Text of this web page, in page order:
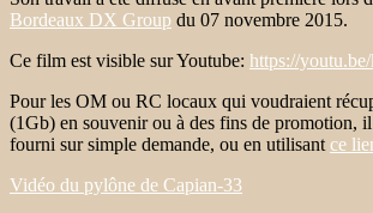
Bordeaux DX Group du 07 novembre 2015.
Ce film est visible sur Youtube: https://
Pour les OM ou RC locaux qui voudraient
(1Gb) en souvenir ou à des fins de promotion,
fourni sur simple demande, ou en utilisant ce
Vidéo du pylône de Capian-33